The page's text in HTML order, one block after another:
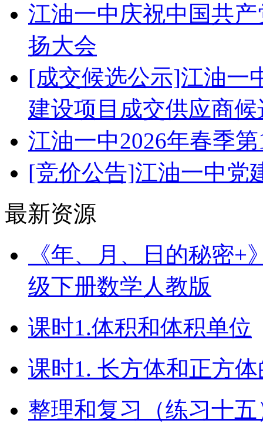
江油一中庆祝中国共
扬大会
[成交候选公示]江油一
建设项目成交供应商
江油一中2026年春季
[竞价公告]江油一中党
最新资源
《年、月、日的秘密+
级下册数学人教版
课时1.体积和体积单位
课时1. 长方体和正方
整理和复习（练习十五